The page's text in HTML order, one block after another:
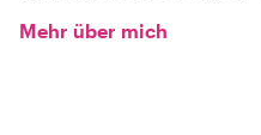
Mehr über mich